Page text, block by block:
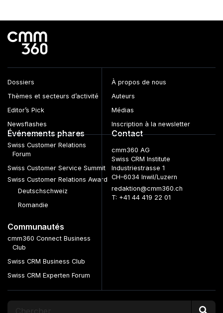
Dossiers
Thèmes et secteurs d’activité
Editor’s Pick
Newsflashes
À propos de nous
Auteurs
Médias
Inscription à la newsletter
Événements phares
Swiss Customer Relations
Forum
Swiss Customer Service Summit
Swiss Customer Relations Award
Deutschschweiz
Romandie
Communautés
cmm360 Connect Business
Club
Swiss CRM Business Club
Swiss CRM Experten Forum
Contact
cmm360 AG
Swiss CRM Institute
Industriestrasse 1
CH–6034 Inwil/Luzern
redaktion@cmm360.ch
T: +41 44 419 22 01